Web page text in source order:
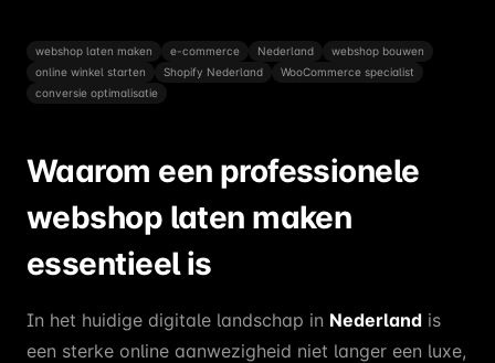
webshop laten maken e-commerce Nederland
webshop bouwen
online winkel starten
Shopify Nederland
WooCommerce specialist
conversie optimalisatie
Waarom een professionele
webshop laten maken
essentieel is
In het huidige digitale landschap in Nederland is
een sterke online aanwezigheid niet langer een luxe,